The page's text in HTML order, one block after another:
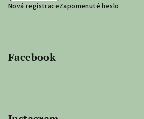
Nová registraceZapomenuté heslo
Facebook